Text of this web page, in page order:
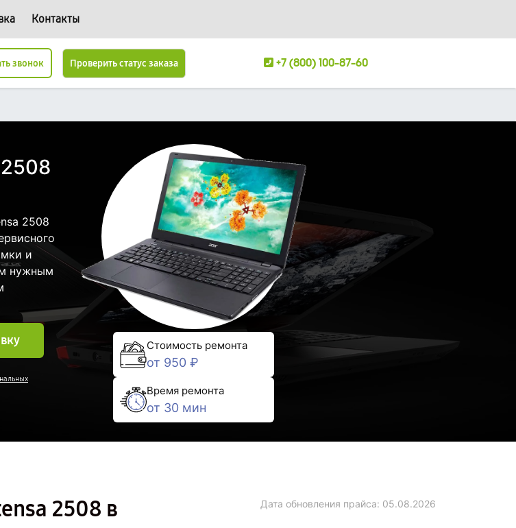
Контакты
звонок Проверить статус заказа +7 (800) 100-87-60
2508
и
нужным
Стоимость ремонта
от 950 ₽
Время ремонта
от 30 мин
2508 в
Дата обновления прайса: 05.08.2026